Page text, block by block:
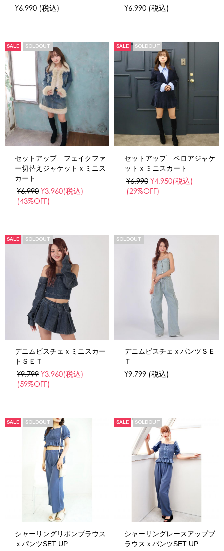
¥6,990 (税込) ¥6,990 (税込)
SALE SOLDOUT
セットアップ フェイクファ
ー切替えジャケットｘミニス
カート
¥6,990 ¥3,960(税込)
(43%OFF)
SALE SOLDOUT
セットアップ ベロアジャケ
ットｘミニスカート
¥6,990 ¥4,950(税込)
(29%OFF)
SALE SOLDOUT
デニムビスチェｘミニスカー
トＳＥＴ
¥9,799 ¥3,960(税込)
(59%OFF)
SOLDOUT
デニムビスチェｘパンツＳＥ
Ｔ
¥9,799 (税込)
SALE SOLDOUT
シャーリングリボンブラウス
ｘパンツSET UP
SALE SOLDOUT
シャーリングレースアップブ
ラウスｘパンツSET UP